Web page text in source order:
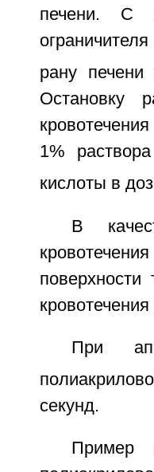
печени. С
рану
Остановку
1%
кислоты в
В
При
секунд.
Пример